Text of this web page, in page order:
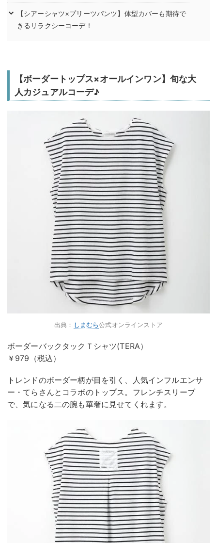
【シアーシャツ×プリーツパンツ】体型カバーも期待で
きるリラクシーコーデ！
【ボーダートップス×オールインワン】旬な大
人カジュアルコーデ♪
出典： しまむら公式オンラインストア
ボーダーバックタックＴシャツ(TERA）
￥979（税込）
トレンドのボーダー柄が目を引く、人気インフルエンサ
ー・てらさんとコラボのトップス。フレンチスリーブ
で、気になる二の腕も華奢に見せてくれます。